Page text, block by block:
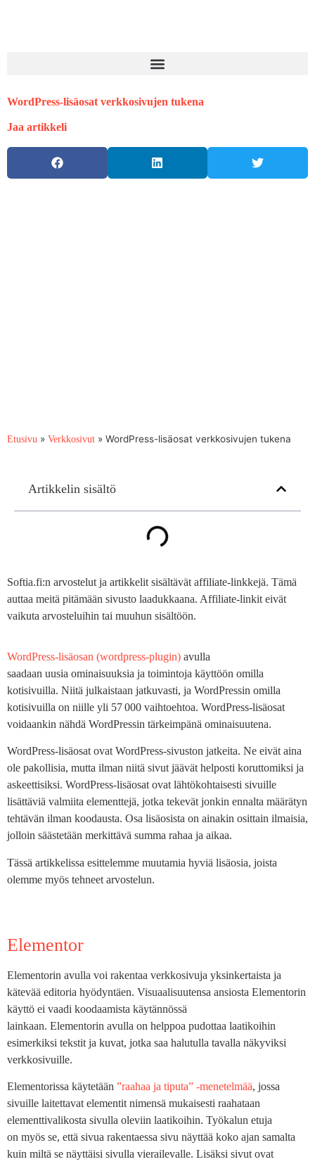
WordPress-lisäosat verkkosivujen tukena
Jaa artikkeli
Etusivu » Verkkosivut » WordPress-lisäosat verkkosivujen tukena
Artikkelin sisältö
Softia.fi:n arvostelut ja artikkelit sisältävät affiliate-linkkejä. Tämä
auttaa meitä pitämään sivusto laadukkaana. Affiliate-linkit eivät
vaikuta arvosteluihin tai muuhun sisältöön.
WordPress-lisäosan (wordpress-plugin) avulla
saadaan uusia ominaisuuksia ja toimintoja käyttöön omilla
kotisivuilla. Niitä julkaistaan jatkuvasti, ja WordPressin omilla
kotisivuilla on niille yli 57 000 vaihtoehtoa. WordPress-lisäosat
voidaankin nähdä WordPressin tärkeimpänä ominaisuutena.
WordPress-lisäosat ovat WordPress-sivuston jatkeita. Ne eivät aina
ole pakollisia, mutta ilman niitä sivut jäävät helposti koruttomiksi ja
askeettisiksi. WordPress-lisäosat ovat lähtökohtaisesti sivuille
lisättäviä valmiita elementtejä, jotka tekevät jonkin ennalta määrätyn
tehtävän ilman koodausta. Osa lisäosista on ainakin osittain ilmaisia,
jolloin säästetään merkittävä summa rahaa ja aikaa.
Tässä artikkelissa esittelemme muutamia hyviä lisäosia, joista
olemme myös tehneet arvostelun.
Elementor
Elementorin avulla voi rakentaa verkkosivuja yksinkertaista ja
kätevää editoria hyödyntäen. Visuaalisuutensa ansiosta Elementorin
käyttö ei vaadi koodaamista käytännössä
lainkaan. Elementorin avulla on helppoa pudottaa laatikoihin
esimerkiksi tekstit ja kuvat, jotka saa halutulla tavalla näkyviksi
verkkosivuille.
Elementorissa käytetään ”raahaa ja tiputa” -menetelmää, jossa
sivuille laitettavat elementit nimensä mukaisesti raahataan
elementtivalikosta sivulla oleviin laatikoihin. Työkalun etuja
on myös se, että sivua rakentaessa sivu näyttää koko ajan samalta
kuin miltä se näyttäisi sivulla vierailevalle. Lisäksi sivut ovat